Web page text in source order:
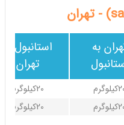
استانبول به
تهران
به
20کیلوگرم
20کیلوگرم